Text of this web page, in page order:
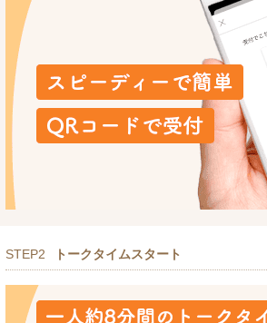
STEP2 トークタイムスタート